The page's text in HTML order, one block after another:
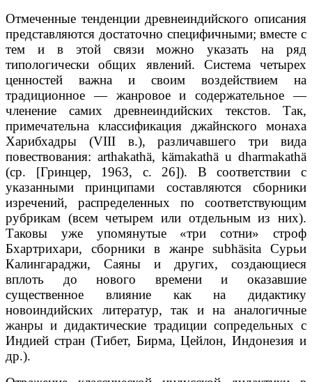
Отмеченные тенденции древнеиндийского описания
представляются достаточно специфичными; вместе с
тем и в этой связи можно указать на ряд
типологически общих явлений. Система четырех
ценностей важна и своим воздействием на
традиционное — жанровое и содержательное —
членение самих древнеиндийских текстов. Так,
примечательна классификация джайнского монаха
Харибхадры (VIII в.), различавшего три вида
повествования: arthakathä, kämakathä u dharmakathä
(ср. [Гринцер, 1963, с. 26]). В соответствии с
указанными принципами составляются сборники
изречений, распределенных по соответствующим
рубрикам (всем четырем или отдельным из них).
Таковы уже упомянутые «три сотни» строф
Бхартрихари, сборники в жанре subhäsita Сурьи
Калингараджи, Саяны и других, создающиеся
вплоть до нового времени и оказавшие
существенное влияние как на дидактику
новоиндийских литератур, так и на аналогичные
жанры и дидактические традиции сопредельных с
Индией стран (Тибет, Бирма, Цейлон, Индонезия и
др.).